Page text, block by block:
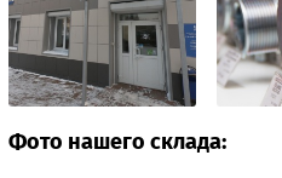
Фото нашего склада: